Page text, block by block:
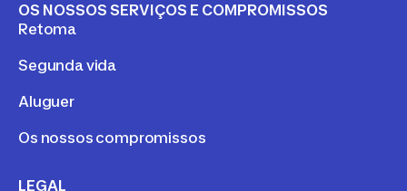
OS NOSSOS SERVIÇOS E COMPROMISSOS
Retoma
Segunda vida
Aluguer
Os nossos compromissos
LEGAL